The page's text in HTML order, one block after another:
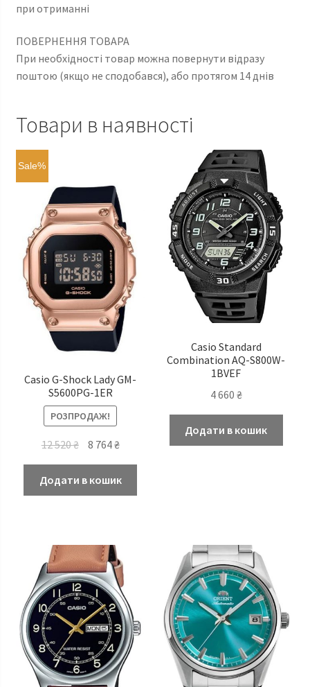
при отриманні
ПОВЕРНЕННЯ ТОВАРА
При необхідності товар можна повернути відразу
поштою (якщо не сподобався), або протягом 14 днів
Товари в наявності
Sale%
Casio G-Shock Lady GM-
S5600PG-1ER
РОЗПРОДАЖ!
12 520₴ Оригінальна
12
520 ₴.
8 764₴Поточна
8
764 ₴.
Додати в кошик
Casio Standard
Combination AQ-S800W-
1BVEF
4 660 ₴
Додати в кошик